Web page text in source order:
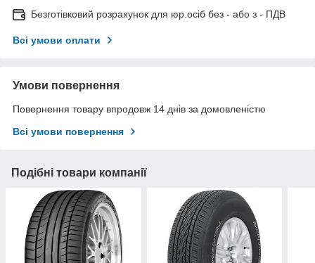
Безготівковий розрахунок для юр.осіб без - або з - ПДВ
Всі умови оплати
Умови повернення
Повернення товару впродовж 14 днів за домовленістю
Всі умови повернення
Подібні товари компанії